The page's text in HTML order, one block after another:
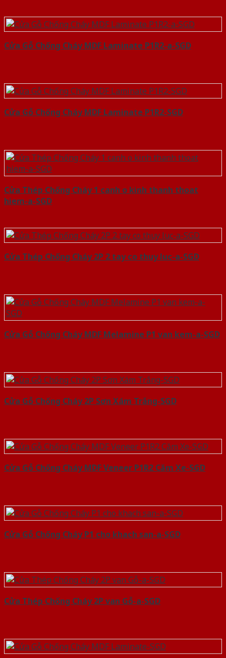
Cửa Gỗ Chống Cháy MDF Laminate P1R2-a-SGD
Cửa Gỗ Chống Cháy MDF Laminate P1R2-SGD
Cửa Thép Chống Cháy 1 canh o kinh thanh thoat
hiem-a-SGD
Cửa Thép Chống Cháy 2P 2 tay co thuy luc-a-SGD
Cửa Gỗ Chống Cháy MDF Melamine P1 van kem-a-SGD
Cửa Gỗ Chống Cháy 2P Sơn Xám Trắng-SGD
Cửa Gỗ Chống Cháy MDF Veneer P1R2 Căm Xe-SGD
Cửa Gỗ Chống Cháy P1 cho khach san-a-SGD
Cửa Thép Chống Cháy 2P van Gỗ-a-SGD